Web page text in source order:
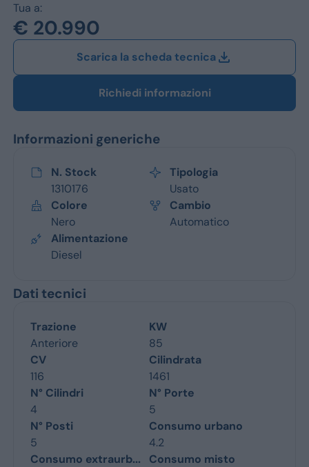
Alfa Romeo
Dacia
Renault
Opel
Vedi tutti i marchi
Tua a:
€ 20.990
Scarica la scheda tecnica
Richiedi informazioni
Informazioni generiche
N. Stock
1310176
Tipologia
Usato
Colore
Nero
Cambio
Automatico
Alimentazione
Diesel
Dati tecnici
Trazione
Anteriore
KW
85
CV
116
Cilindrata
1461
N° Cilindri
4
N° Porte
5
N° Posti
5
Consumo urbano
4.2
Consumo extraurb...
Consumo misto